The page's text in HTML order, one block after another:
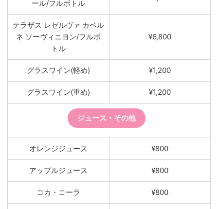
ール/フルボトル
テラザス レゼルヴァ カベル
ネ ソーヴィニヨン/フルボ
トル
¥6,800
グラスワイン(軽め) ¥1,200
グラスワイン(重め) ¥1,200
ジュース・その他
オレンジジュース ¥800
アップルジュース ¥800
コカ・コーラ ¥800